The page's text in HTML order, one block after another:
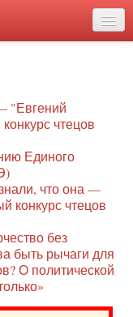
"Евгений
чтецов
Единого
что она —
конкурс чтецов
без
быть рычаги для
О политической